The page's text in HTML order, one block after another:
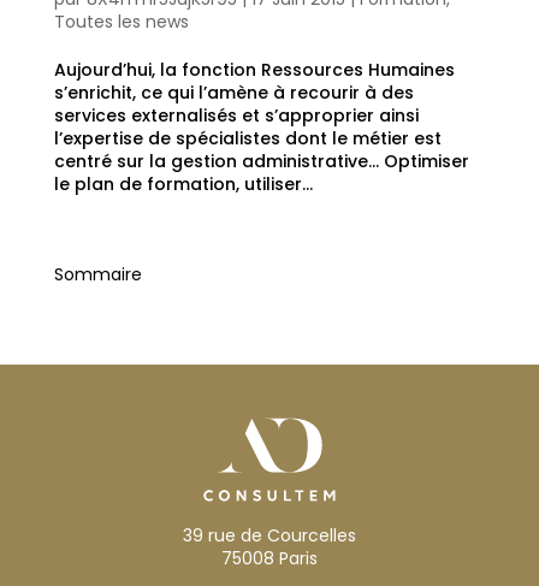
Toutes les news
Aujourd’hui, la fonction Ressources Humaines
s’enrichit, ce qui l’amène à recourir à des
services externalisés et s’approprier ainsi
l’expertise de spécialistes dont le métier est
centré sur la gestion administrative… Optimiser
le plan de formation, utiliser...
Sommaire
39 rue de Courcelles
75008 Paris